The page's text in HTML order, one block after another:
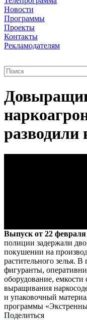
Новости
Программы
Проекты
Контакты
Рекламодателям
разводили
Выпуск от 22 февраля
полиции задержали
покушении на
растительного зелья.
фигуранты,
оборудование, емкости
выращивания
и упаковочный
программы
Поделиться